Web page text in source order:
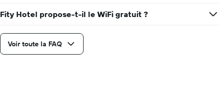
indiquent
le
moyen
d'une
Fity Hotel propose-t-il le WiFi gratuit ?
Voir toute la FAQ